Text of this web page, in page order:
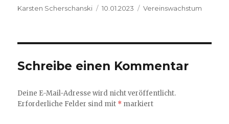
Autor
Karsten Scherschanski
Veröffentlicht
10.01.2023 Kategorien
Vereinswachstum
Schreibe einen Kommentar
Deine E-Mail-Adresse wird nicht veröffentlicht.
Erforderliche Felder sind mit * markiert